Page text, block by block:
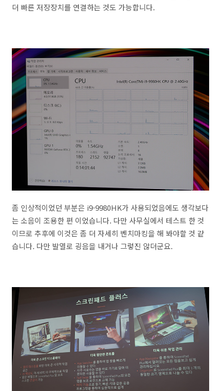
더 빠른 저장장치를 연결하는 것도 가능합니다.
좀 인상적이었던 부분은 i9-9980HK가 사용되었음에도 생각보다
는 소음이 조용한 편 이었습니다. 다만 사무실에서 테스트 한 것
이므로 추후에 이것은 좀 더 자세히 벤치마킹을 해 봐야할 것 같
습니다. 다만 발열로 굉음을 내거나 그렇진 않더군요.